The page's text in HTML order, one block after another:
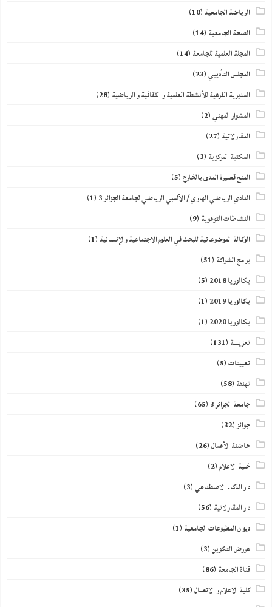
الرياضة الجامعية (10)
الصحة الجامعية (14)
المجلة العلمية للجامعة (14)
المجلس التأديبي(23)
المديرية الفرعية للأنشطة العلمية و الثقافية و الرياضية (28)
المشوار المهني(2)
المقاولاتية (27)
المكتبة المركزية (3)
المنح قصيرة المدى بالخارج(5)
النادي الرياضي الهاوي / الألمبي الرياضي لجامعة الجزائر 3 (1)
النشاطات التوعوية (9)
الوكالة الموضوعاتية للبحث في العلوم الاجتماعية والإنسانية (1)
برامج الشراكة (51)
بكالوريا 2018
(5)
بكالوريا 2019
(1)
بكالوريا 2020
(1)
تعزيــــة (131)
تعيينات(5)
تهنئة (58)
جامعة الجزائر 3 (65)
جوائز(32)
حاضنة الأعمال(26)
خلية الاعلام(2)
دار الذكاء الاصطناعي(3)
دار المقاولاتية (56)
ديوان المطبوعات الجامعية (1)
عروض التكوين(3)
قناة الجامعة (86)
كلية الاعلام و الاتصال(35)